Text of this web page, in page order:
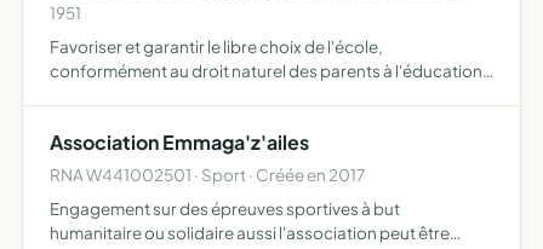
1951
Favoriser et garantir le libre choix de l'école,
conformément au droit naturel des parents à l'éducation
catholiq…
Association Emmaga'z'ailes
RNA W441002501 · Sport · Créée en 2017
Engagement sur des épreuves sportives à but
humanitaire ou solidaire aussi l'association peut être